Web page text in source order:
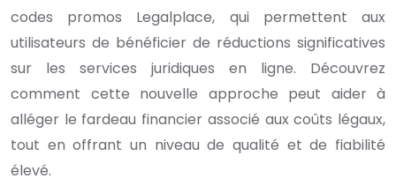
codes promos Legalplace, qui permettent aux
utilisateurs de bénéficier de réductions significatives
sur les services juridiques en ligne. Découvrez
comment cette nouvelle approche peut aider à
alléger le fardeau financier associé aux coûts légaux,
tout en offrant un niveau de qualité et de fiabilité
élevé.